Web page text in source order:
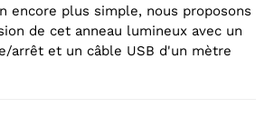
encore plus simple, nous proposons
de cet anneau lumineux avec un
arrêt et un câble USB d'un mètre